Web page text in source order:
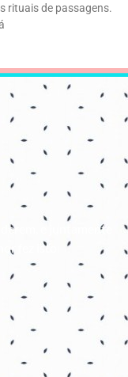
rituais de passagens.
e juntamente
fez isto